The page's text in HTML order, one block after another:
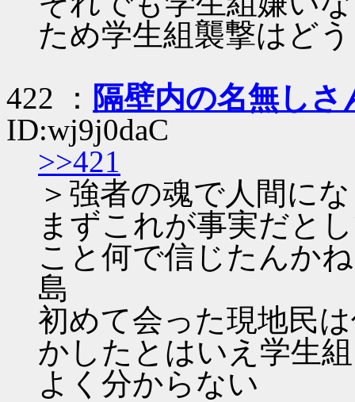
ため学生組襲撃はど
422 ： 隔壁内の名無しさ
ID:wj9j0daC
>>421
＞強者の魂で人間に
まずこれが事実だと
こと何で信じたんか
島
初めて会った現地民
かしたとはいえ学生
よく分からない